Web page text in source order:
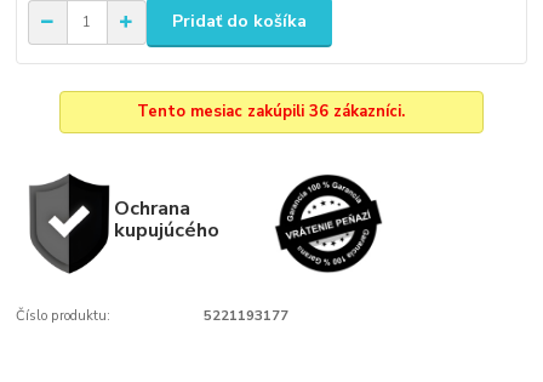
Pridať do košíka
Tento mesiac zakúpili 36 zákazníci.
Ochrana
kupujúcého
Číslo produktu: 5221193177